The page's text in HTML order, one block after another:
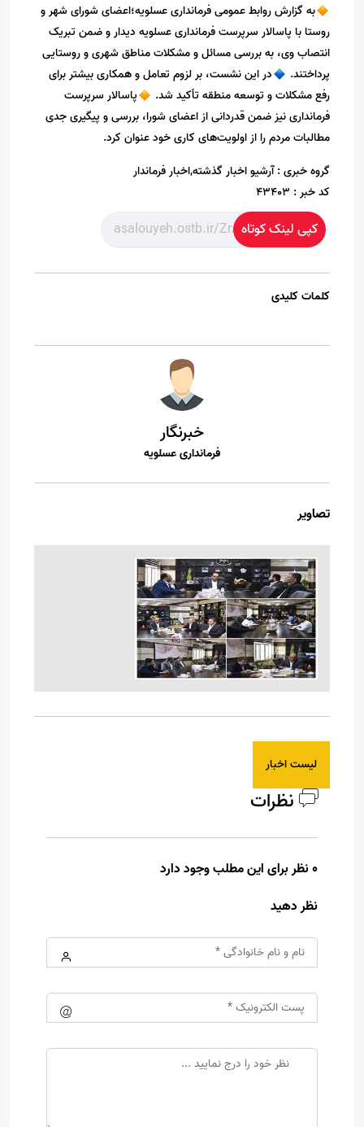
به گزارش روابط عمومی فرمانداری عسلویه؛اعضای شورای شهر و
روستا با پاسالار سرپرست فرمانداری عسلویه دیدار و ضمن تبریک
انتصاب وی، به بررسی مسائل و مشکلات مناطق شهری و روستایی
پرداختند.
در این نشست، بر لزوم تعامل و همکاری بیشتر برای
رفع مشکلات و توسعه منطقه تأکید شد.
پاسالار سرپرست
فرمانداری نیز ضمن قدردانی از اعضای شورا، بررسی و پیگیری جدی
مطالبات مردم را از اولویت‌های کاری خود عنوان کرد.
گروه خبری :آرشیو اخبار گذشته,اخبار فرماندار
کد خبر : 43403
کپی لینک کوتاه
کلمات کلیدی
خبرنگار
فرمانداری عسلویه
تصاویر
لیست اخبار
نظرات
0 نظر برای این مطلب وجود دارد
نظر دهید